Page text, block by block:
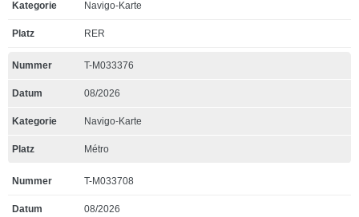
Navigo-Karte
RER
T-M033376
08/2026
Navigo-Karte
Métro
T-M033708
08/2026